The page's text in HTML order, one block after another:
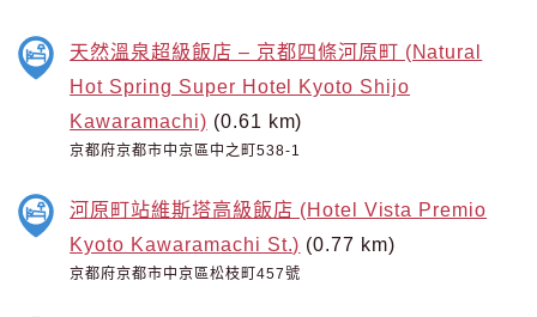
天然溫泉超級飯店 – 京都四條河原町 (Natural
Hot Spring Super Hotel Kyoto Shijo
Kawaramachi) (0.61 km)
京都府京都市中京區中之町538-1
河原町站維斯塔高級飯店 (Hotel Vista Premio
Kyoto Kawaramachi St.) (0.77 km)
京都府京都市中京區松枝町457號